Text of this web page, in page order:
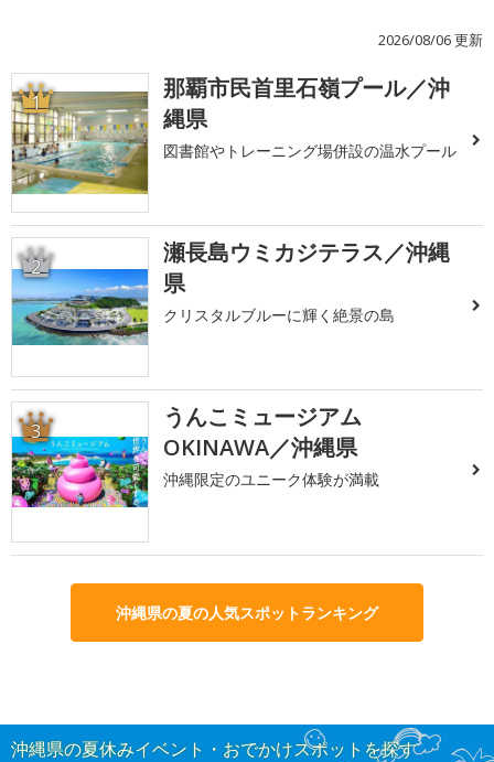
2026/08/06 更新
1
那覇市民首里石嶺プール／沖
縄県
図書館やトレーニング場併設の温水プール
2
瀬長島ウミカジテラス／沖縄
県
クリスタルブルーに輝く絶景の島
3
うんこミュージアム
OKINAWA／沖縄県
沖縄限定のユニーク体験が満載
沖縄県の夏の人気スポットランキング
沖縄県の夏休みイベント・おでかけスポットを探す